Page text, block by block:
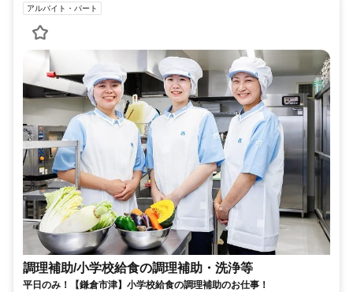
アルバイト・パート
調理補助/小学校給食の調理補助・洗浄等
平日のみ！【鎌倉市津】小学校給食の調理補助のお仕事！